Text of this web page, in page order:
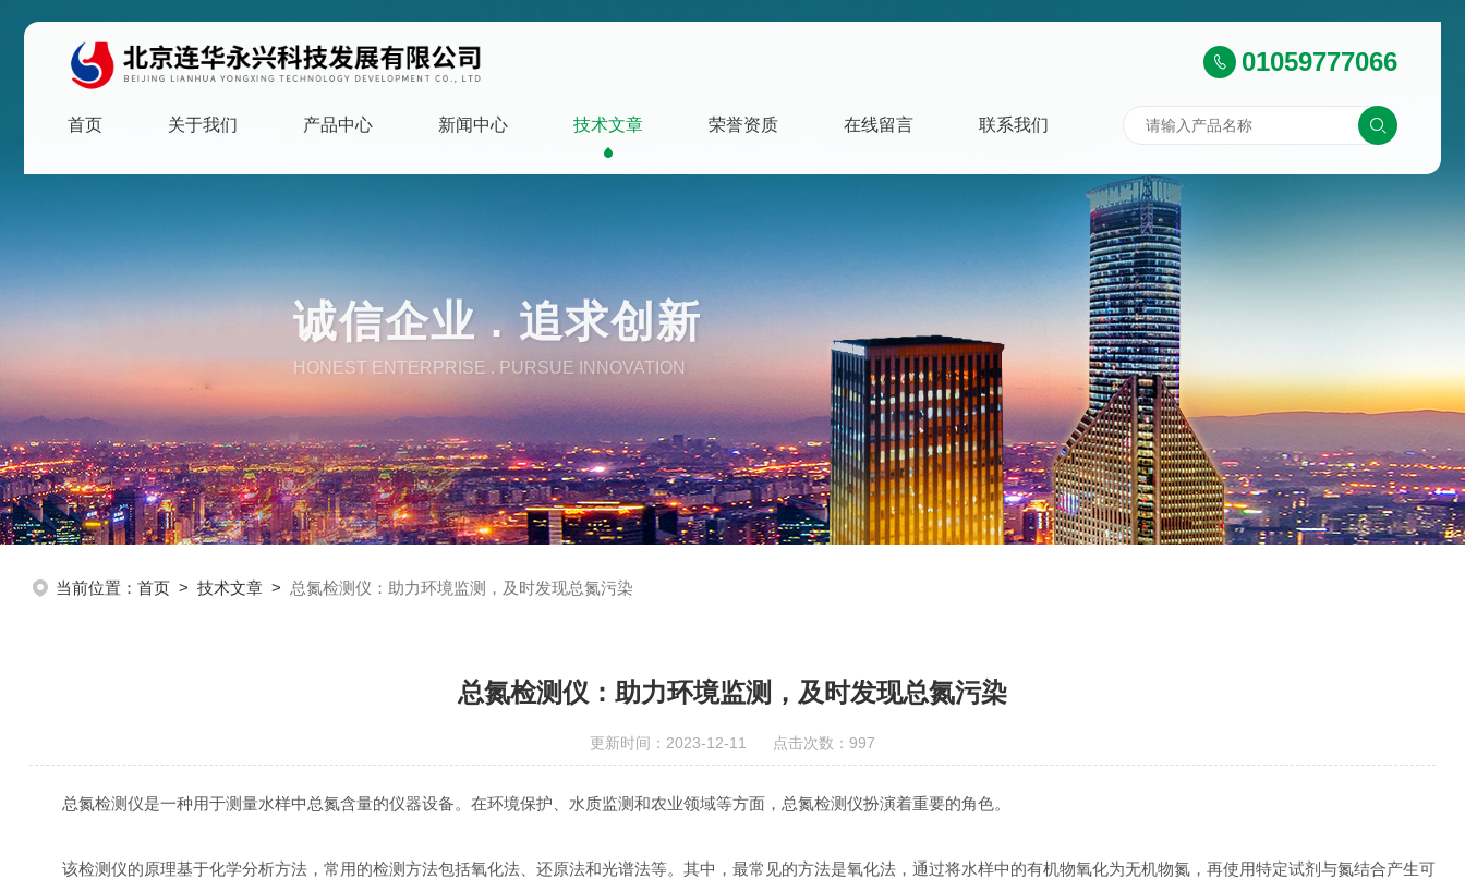
01059777066
首页 关于我们 产品中心 新闻中心 技术文章 荣誉资质 在线留言 联系我们
诚信企业 . 追求创新
HONEST ENTERPRISE . PURSUE INNOVATION
当前位置： 首页> 技术文章> 总氮检测仪：助力环境监测，及时发现总氮污染
总氮检测仪：助力环境监测，及时发现总氮污染
更新时间：2023-12-11 点击次数：997
总氮检测仪是一种用于测量水样中总氮含量的仪器设备。在环境保护、水质监测和农业领域等方面，总氮检测仪扮演着重要的角色。
该检测仪的原理基于化学分析方法，常用的检测方法包括氧化法、还原法和光谱法等。其中，最常见的方法是氧化法，通过将水样中的有机物氧化为无机物氮，再使用特定试剂与氮结合产生可